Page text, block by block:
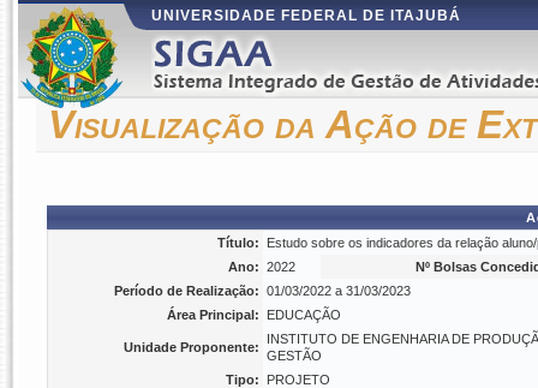
UNIVERSIDADE FEDERAL DE ITAJUBÁ
Visualização da Ação de
Título:
Estudo sobre os indicadores da relação
Ano: 2022
Nº Bolsas
Período de Realização: 01/03/2022 a 31/03/2023
Área Principal:
EDUCAÇÃO
Unidade Proponente:
INSTITUTO DE ENGENHARIA DE
GESTÃO
Tipo:
PROJETO